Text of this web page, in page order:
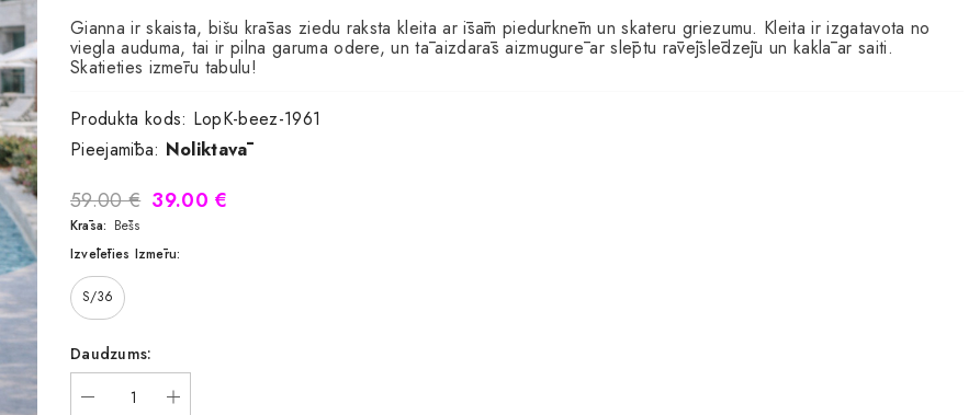
Gianna ir skaista, bišu krāsas ziedu raksta kleita ar īsām piedurknēm un skateru griezumu. Kleita ir izgatavota no
viegla auduma, tai ir pilna garuma odere, un tā aizdarās aizmugurē ar slēptu rāvējslēdzēju un kaklā ar saiti.
Skatieties izmēru tabulu!
Produkta kods: LopK-beez-1961
Pieejamība: Noliktavā
59.00 € 39.00 €
Krāsa: Bēšs
Izvēlēties Izmēru:
S/36
Daudzums: